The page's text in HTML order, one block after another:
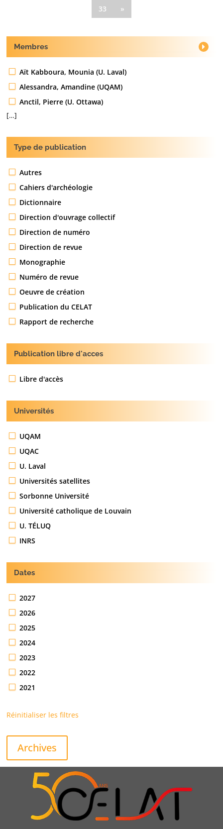
33 »
Membres
Aït Kabboura, Mounia (U. Laval)
Alessandra, Amandine (UQAM)
Anctil, Pierre (U. Ottawa)
[…]
Type de publication
Autres
Cahiers d'archéologie
Dictionnaire
Direction d'ouvrage collectif
Direction de numéro
Direction de revue
Monographie
Numéro de revue
Oeuvre de création
Publication du CELAT
Rapport de recherche
Publication libre d'acces
Libre d'accès
Universités
UQAM
UQAC
U. Laval
Universités satellites
Sorbonne Université
Université catholique de Louvain
U. TÉLUQ
INRS
Dates
2027
2026
2025
2024
2023
2022
2021
Réinitialiser les filtres
Archives